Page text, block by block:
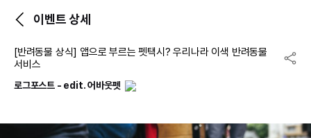
이벤트 상세
[반려동물 상식] 앱으로 부르는 펫택시? 우리나라 이색 반려동물
서비스
로그포스트 - edit. 어바웃펫